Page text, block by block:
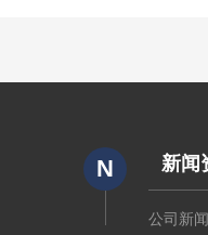
N 新闻
公司新